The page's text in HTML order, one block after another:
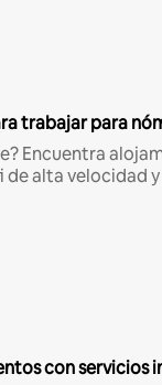
trabajar para
Encuentra
alta velocidad y
con servicios